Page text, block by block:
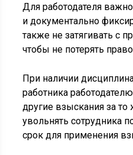
Для работодателя
и документально
также не затягивать с
чтобы не потерять
При наличии
работника
другие взыскания за
увольнять сотрудника
срок для применения